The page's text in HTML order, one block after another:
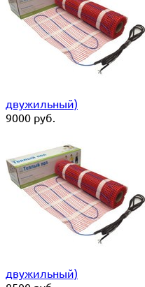
двужильный)
9000 руб.
двужильный)